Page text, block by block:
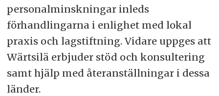
personalminskningar inleds
förhandlingarna i enlighet med lokal
praxis och lagstiftning. Vidare uppges att
Wärtsilä erbjuder stöd och konsultering
samt hjälp med återanställningar i dessa
länder.